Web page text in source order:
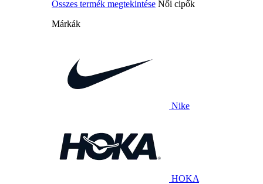
Összes termék megtekintése Női cipők
Márkák
Nike
HOKA